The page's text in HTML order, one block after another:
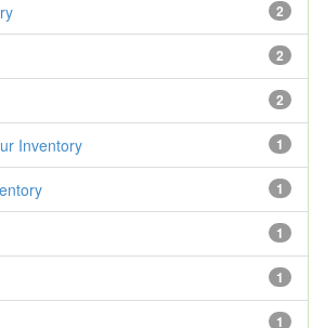
2
2
2
1
Inventory
1
1
1
1